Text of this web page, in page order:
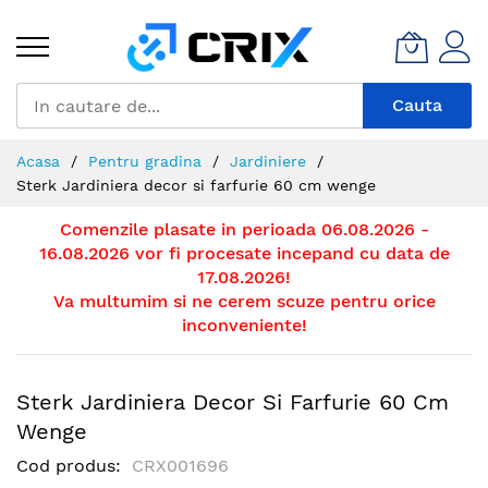
Continut
Cauta
Acasa Pentru gradina
Jardiniere
Sterk Jardiniera decor si farfurie 60 cm wenge
Comenzile plasate in perioada 06.08.2026 -
16.08.2026 vor fi procesate incepand cu data de
17.08.2026!
Va multumim si ne cerem scuze pentru orice
inconveniente!
Sterk Jardiniera Decor Si Farfurie 60 Cm
Wenge
Cod produs CRX001696